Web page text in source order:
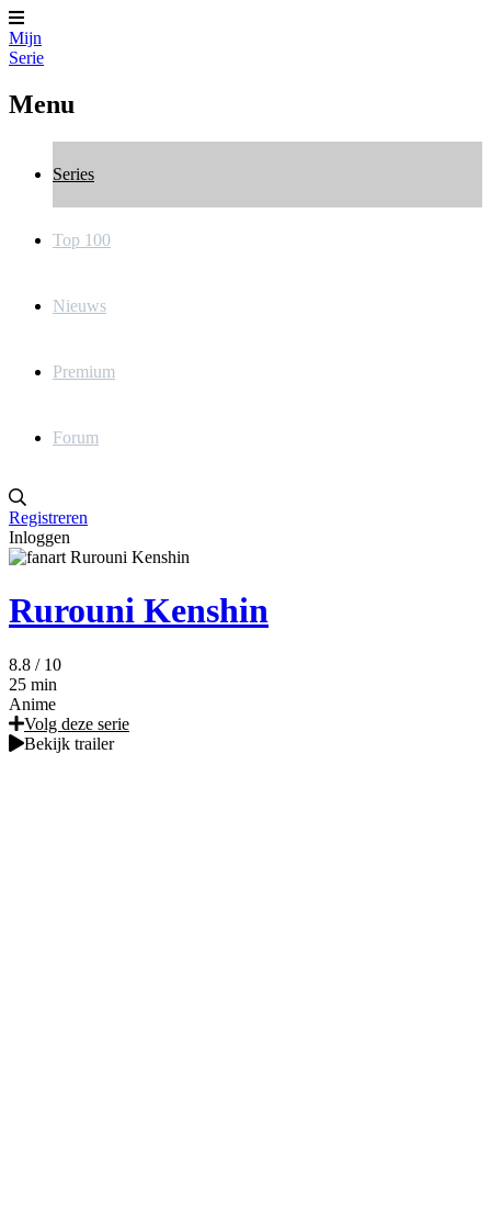
Mijn
Serie
Menu
Series
Top 100
Nieuws
Premium
Forum
Registreren
Inloggen
Rurouni Kenshin
8.8 / 10
25 min
Anime
Volg deze serie
Bekijk trailer